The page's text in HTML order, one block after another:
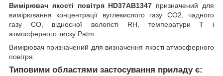
Вимірювач якості повітря HD37AB1347 призначений для
вимірювання концентрації вуглекислого газу CO2 , чадного
газу СО, відносної вологісті RH, температури Т і
атмосферного тиску Patm.
Вимірювач призначений для визначення якості атмосферного
повітря.
Типовими областями застосування приладу є: